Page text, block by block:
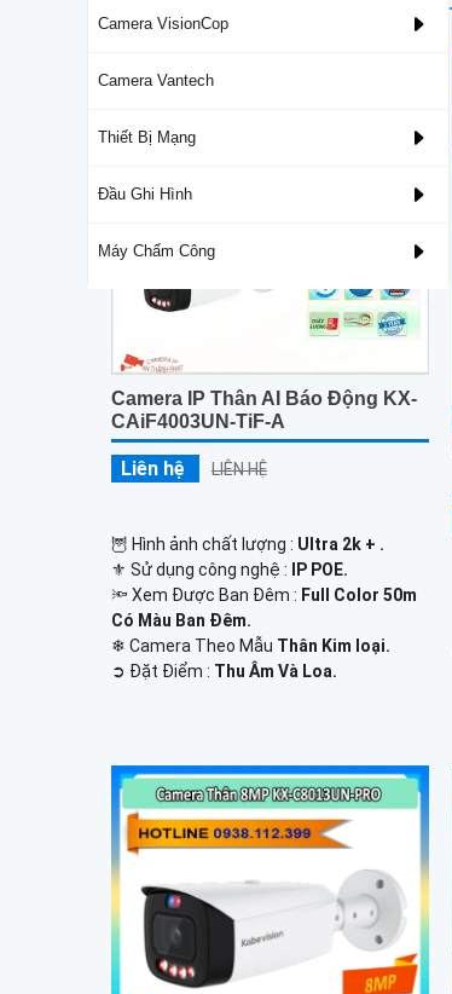
Camera VisionCop
Camera Vantech
Thiết Bị Mạng
Đầu Ghi Hình
Máy Chấm Công
Camera IP Thân AI Báo Động KX-
CAiF4003UN-TiF-A
Liên hệ LIÊN HỆ
🦉 Hình ảnh chất lượng : Ultra 2k + .
⚜️ Sử dụng công nghệ :
IP POE.
🔦 Xem Được Ban Đêm : Full Color 50m
Có Màu Ban Ðêm.
❄ Camera Theo Mẫu Thân Kim loại.
️➲ Đặt Điểm : Thu Âm Và Loa.